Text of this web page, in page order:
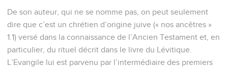
De son auteur, qui ne se nomme pas, on peut seulement
dire que c’est un chrétien d’origine juive (« nos ancêtres »
1.1) versé dans la connaissance de l’Ancien Testament et, en
particulier, du rituel décrit dans le livre du Lévitique.
L’Evangile lui est parvenu par l’intermédiaire des premiers